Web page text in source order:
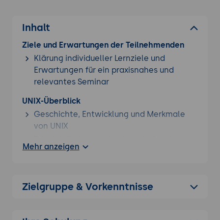
Inhalt
Ziele und Erwartungen der Teilnehmenden
Klärung individueller Lernziele und
Erwartungen für ein praxisnahes und
relevantes Seminar
UNIX-Überblick
Geschichte, Entwicklung und Merkmale
von UNIX
und Windows
An- und Abmelden an UNIX-Systemen
Mehr anzeigen
Zielgruppe & Vorkenntnisse